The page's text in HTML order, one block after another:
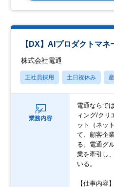
【DX】AIプロダクトマネ
株式会社電通
正社員採用 土日祝休み
業務内容
電通ならで
ィング/クリ
ット（ネッ
て、顧客企
る。電通グ
業を牽引し
いる。
【仕事内容】